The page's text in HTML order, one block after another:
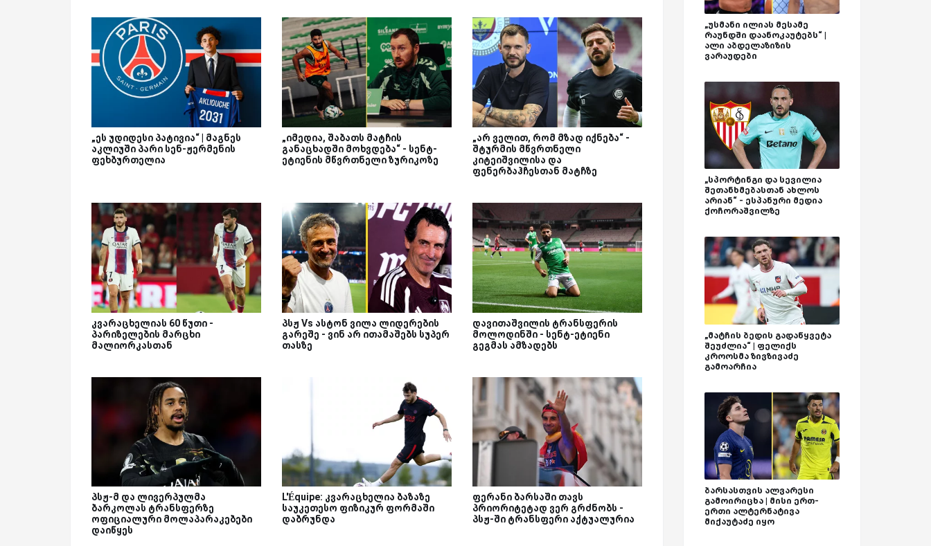
„ეს უდიდესი პატივია“ | მაგნეს
აკლიუში პარი სენ-ჟერმენის
ფეხბურთელია
„იმედია, შაბათს მატჩის
განაცხადში მოხვდება“ - სენტ-
ეტიენის მწვრთნელი ზურიკოზე
„არ ველით, რომ მზად იქნება“ -
შტურმის მწვრთნელი
კიტეიშვილისა და
ფენერბაჰჩესთან მატჩზე
კვარაცხელიას 60 წუთი -
პარიზელების მარცხი
მალიორკასთან
პსჟ Vs ასტონ ვილა ლიდერების
გარეშე - ვინ არ ითამაშებს სუპერ
თასზე
დავითაშვილის ტრანსფერის
მოლოდინში - სენტ-ეტიენი
გეგმას ამზადებს
პსჟ-მ და ლივერპულმა
ბარკოლას ტრანსფერზე
ოფიციალური მოლაპარაკებები
დაიწყეს
L'Équipe: კვარაცხელია ბაზაზე
საუკეთესო ფიზიკურ ფორმაში
დაბრუნდა
ფერანი ბარსაში თავს
პრიორიტეტად ვერ გრძნობს -
პსჟ-ში ტრანსფერი აქტუალურია
„უსმანი ილიას მესამე
რაუნდში დაანოკაუტებს“ |
ალი აბდელაზიზის
ვარაუდები
„სპორტინგი და სევილია
შეთანხმებასთან ახლოს
არიან“ - ესპანური მედია
ქოჩორაშვილზე
„მატჩის ბედის გადაწყვეტა
შეუძლია“ | ფელიქს
კროოსმა ზივზივაძე
გამოარჩია
ბარსასთვის ალვარესი
გამოირიცხა | მისი ერთ-
ერთი ალტერნატივა
მიქაუტაძე იყო